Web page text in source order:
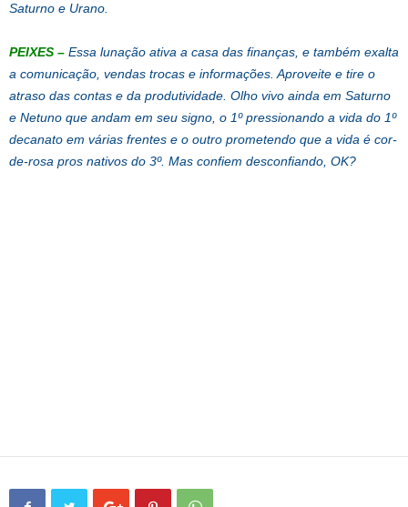
Saturno e Urano.
PEIXES – Essa lunação ativa a casa das finanças, e também exalta
a comunicação, vendas trocas e informações. Aproveite e tire o
atraso das contas e da produtividade. Olho vivo ainda em Saturno
e Netuno que andam em seu signo, o 1º pressionando a vida do 1º
decanato em várias frentes e o outro prometendo que a vida é cor-
de-rosa pros nativos do 3º. Mas confiem desconfiando, OK?